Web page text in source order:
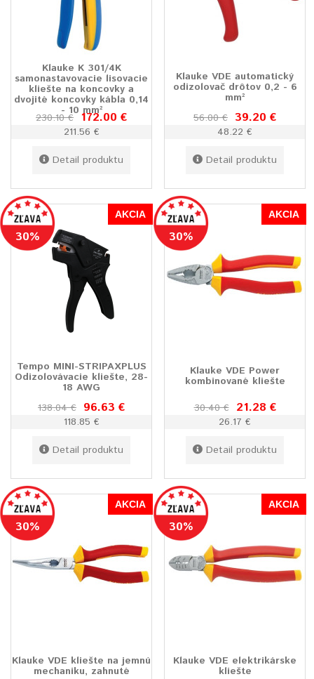
Klauke K 301/4K
samonastavovacie lisovacie
kliešte na koncovky a
dvojité koncovky kábla 0,14
- 10 mm²
230.10 € 172.00 €
211.56 €
Detail produktu
Klauke VDE automatický
odizolovač drôtov 0,2 - 6
mm²
56.00 € 39.20 €
48.22 €
Detail produktu
30%
AKCIA
Tempo MINI-STRIPAXPLUS
Odizolovávacie kliešte, 28-
18 AWG
138.04 € 96.63 €
118.85 €
Detail produktu
30%
AKCIA
Klauke VDE Power
kombinované kliešte
30.40 € 21.28 €
26.17 €
Detail produktu
30%
AKCIA
Klauke VDE kliešte na jemnú
mechaniku, zahnuté
30%
AKCIA
Klauke VDE elektrikárske
kliešte